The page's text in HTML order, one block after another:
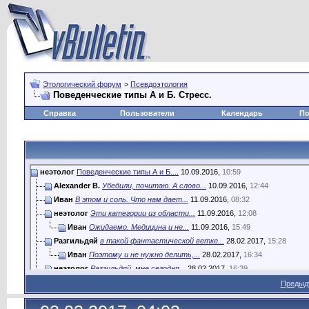
Этологический форум > Псевдоэтология
Поведенческие типы А и Б. Стресс.
Справка Пользователи Календарь
неэтолог Поведенческие типы А и Б.... 10.09.2016, 10:59
Alexander B. Убедили, почитаю. А слово... 10.09.2016, 12:44
Иван В этом и соль. Что нам дает... 11.09.2016, 08:32
неэтолог Эти категории из области... 11.09.2016, 12:08
Иван Ожидаемо. Медицина и не... 11.09.2016, 15:49
Разгильдяй в такой фантастической ветке... 28.02.2017, 15:28
Иван Поэтому и не нужно делить,... 28.02.2017, 16:34
неэтолог Разгильдяй, мне сегодня... 28.02.2017, 16:39
неэтолог Еще раз хочу отметить, это не...01.03.2017,03:58